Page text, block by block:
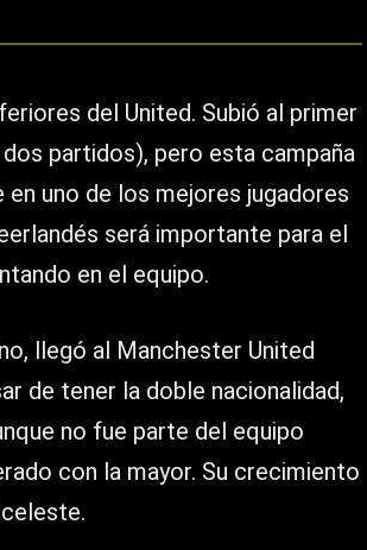
del United. Subió al primer
partidos), pero esta campaña
uno de los mejores jugadores
será importante para el
en el equipo.
llegó al Manchester United
de tener la doble nacionalidad,
no fue parte del equipo
con la mayor. Su crecimiento